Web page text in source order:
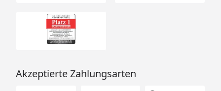
Akzeptierte Zahlungsarten